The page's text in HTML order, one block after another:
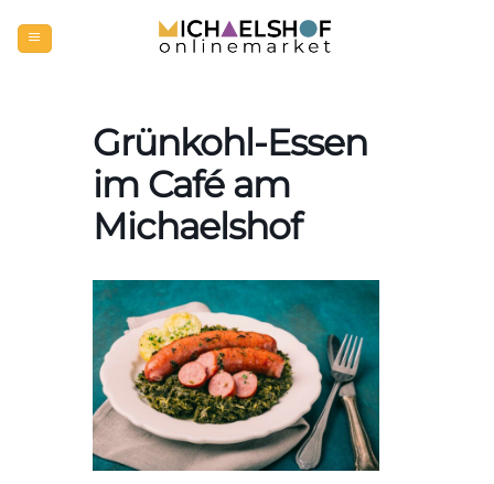
Inhalt
springen
Grünkohl-Essen
im Café am
Michaelshof